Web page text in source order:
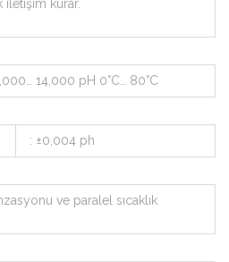
iletişim kurar.
14,000 pH 0°C… 80°C
: ±0,004 ph
ve paralel sıcaklık